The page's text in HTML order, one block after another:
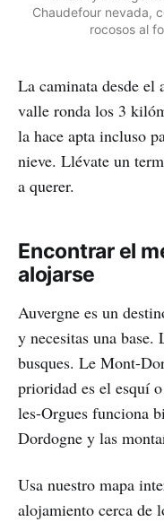
Chaudefour nevada,
rocosos al
La caminata desde el
valle ronda los 3
la hace apta incluso
nieve. Llévate un
a querer.
Encontrar el
alojarse
Auvergne es un
y necesitas una base.
busques. Le Mont-
prioridad es el esquí
les-Orgues funciona
Dordogne y las
Usa nuestro mapa
alojamiento cerca de